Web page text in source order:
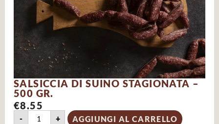
SALSICCIA DI SUINO STAGIONATA –
500 GR.
€8.55
- + AGGIUNGI AL CARRELLO